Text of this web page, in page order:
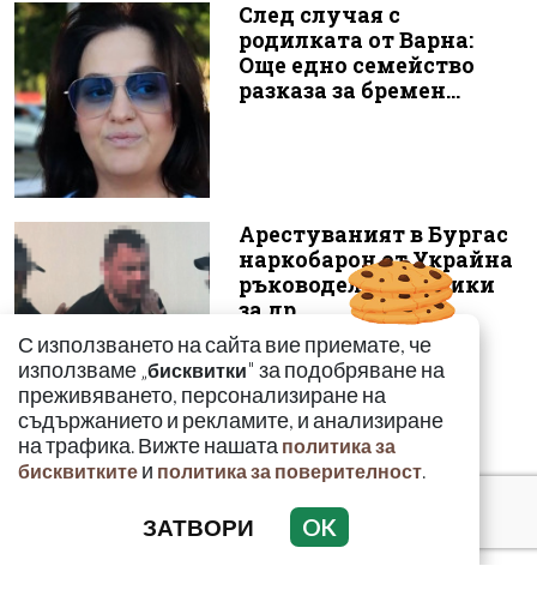
След случая с
родилката от Варна:
Още едно семейство
разказа за бремен...
Арестуваният в Бургас
наркобарон от Украйна
ръководел 14 фабрики
за др...
С използването на сайта вие приемате, че
използваме „бисквитки" за подобряване на
преживяването, персонализиране на
съдържанието и рекламите, и анализиране
на трафика. Вижте нашата политика за
бисквитките и политика за поверителност.
ЗАТВОРИ OK